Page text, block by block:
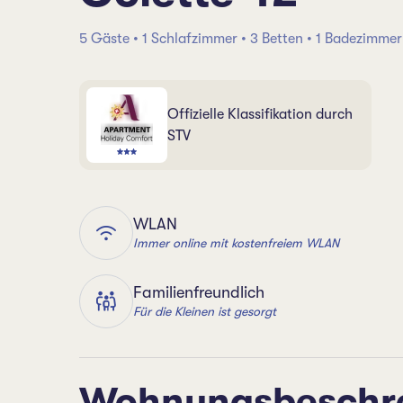
5 Gäste • 1 Schlafzimmer • 3 Betten • 1 Badezimmer
Offizielle Klassifikation durch
STV
WLAN
Immer online mit kostenfreiem WLAN
Familienfreundlich
Für die Kleinen ist gesorgt